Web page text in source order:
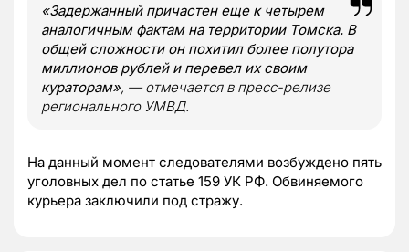
«Задержанный причастен еще к четырем
аналогичным фактам на территории Томска. В
общей сложности он похитил более полутора
миллионов рублей и перевел их своим
кураторам», — отмечается в пресс-релизе
регионального УМВД.
На данный момент следователями возбуждено пять
уголовных дел по статье 159 УК РФ. Обвиняемого
курьера заключили под стражу.